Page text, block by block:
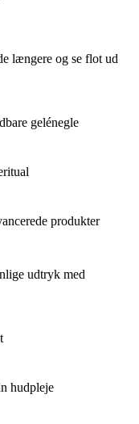
længere og se flot ud
gelénegle
produkter
udtryk med
hudpleje